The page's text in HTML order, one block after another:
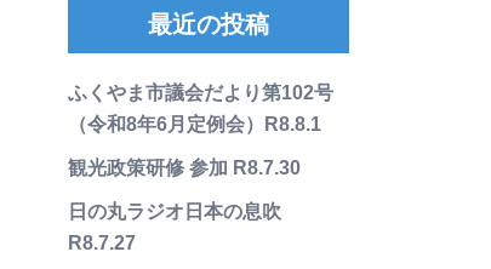
最近の投稿
ふくやま市議会だより第102号
（令和8年6月定例会）R8.8.1
観光政策研修 参加 R8.7.30
日の丸ラジオ日本の息吹
R8.7.27